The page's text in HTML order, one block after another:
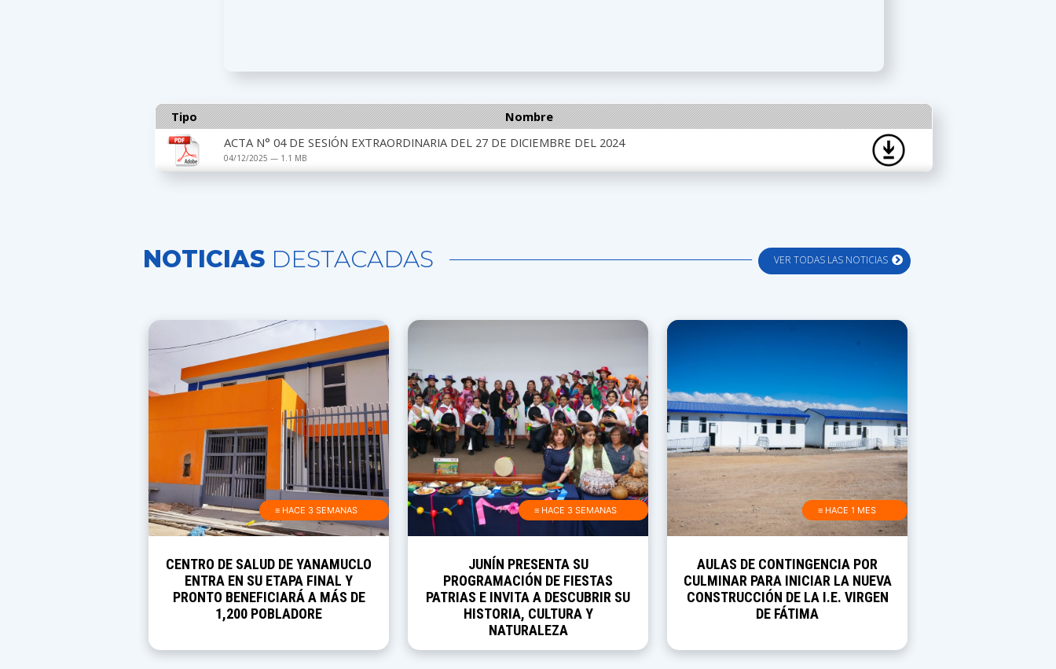
Tipo
Nombre
ACTA N° 04 DE SESIÓN EXTRAORDINARIA DEL 27 DE DICIEMBRE DEL 2024
04/12/2025 — 1.1 MB
VER TODAS LAS NOTICIAS
NOTICIAS DESTACADAS
≡ HACE 3 SEMANAS
CENTRO DE SALUD DE YANAMUCLO
ENTRA EN SU ETAPA FINAL Y
PRONTO BENEFICIARÁ A MÁS DE
1,200 POBLADORE
≡ HACE 3 SEMANAS
JUNÍN PRESENTA SU
PROGRAMACIÓN DE FIESTAS
PATRIAS E INVITA A DESCUBRIR SU
HISTORIA, CULTURA Y
NATURALEZA
≡ HACE 1 MES
AULAS DE CONTINGENCIA POR
CULMINAR PARA INICIAR LA NUEVA
CONSTRUCCIÓN DE LA I.E. VIRGEN
DE FÁTIMA